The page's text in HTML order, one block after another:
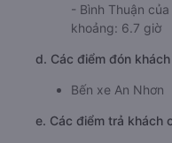
- Bình Thuận
khoảng: 6.7 giờ
d. Các điểm đón
Bến xe An Nhơn
e. Các điểm trả khách